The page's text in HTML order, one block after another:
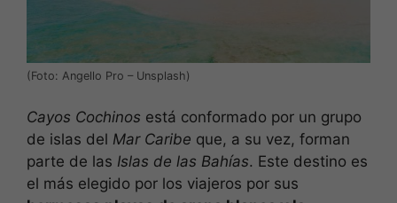
(Foto: Angello Pro – Unsplash)
Cayos Cochinos está conformado por un grupo
de islas del Mar Caribe que, a su vez, forman
parte de las Islas de las Bahías. Este destino es
el más elegido por los viajeros por sus